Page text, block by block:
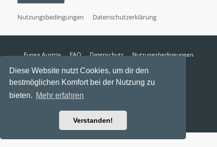
Diese Website nutzt Cookies, um dir den
bestmöglichen Komfort bei der Nutzung zu
bieten. Mehr erfahren
Verstanden!
Nutzungsbedingungen Datenschutzerklärung
Funga Austria FAQ Datenschutz
Nutzungsbedingungen
Alle Zeiten sindUTC+02:00
Aktuelle Zeit: 7. August 2026, 11:52
Powered byphpBB
Ravaio Theme byGramziu